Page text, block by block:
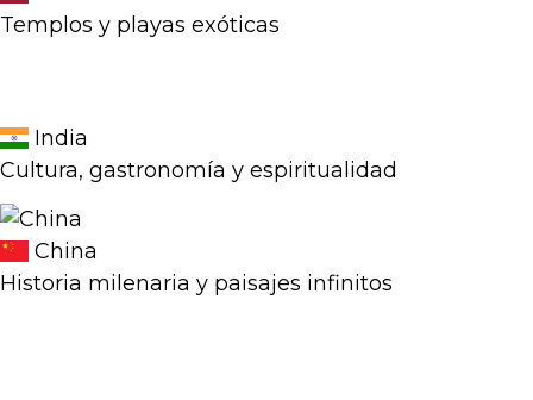
Templos y playas exóticas
India
Cultura, gastronomía y espiritualidad
China
Historia milenaria y paisajes infinitos